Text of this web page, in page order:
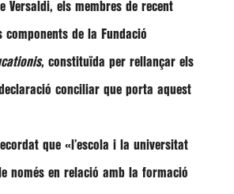
Versaldi, els membres de recent
components de la Fundació
, constituïda per rellançar els
conciliar que porta aquest
que «l’escola i la universitat
només en relació amb la formació